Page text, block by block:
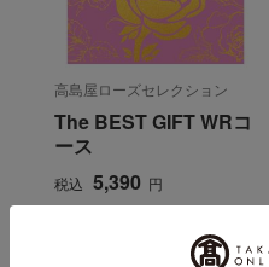
高島屋ローズセレクション
The BEST GIFT WRコ
ース
税込 5,390 円